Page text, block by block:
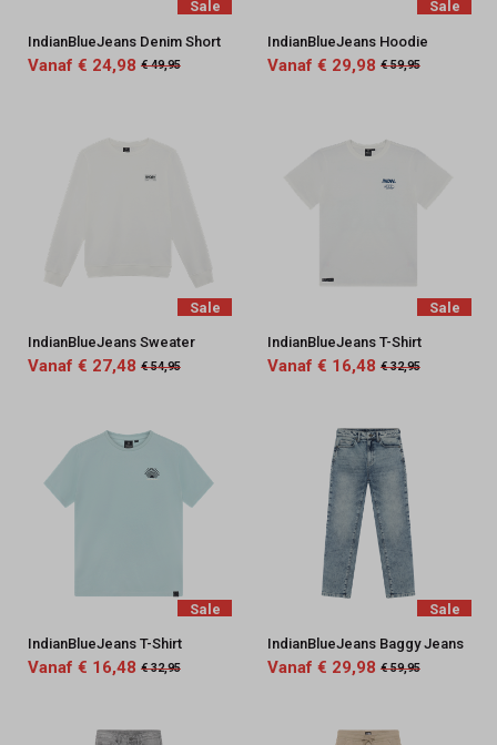
Sale
IndianBlueJeans Denim Short
Vanaf € 24,98 € 49,95
Sale
IndianBlueJeans Hoodie
Vanaf € 29,98 € 59,95
Sale
IndianBlueJeans Sweater
Vanaf € 27,48 € 54,95
Sale
IndianBlueJeans T-Shirt
Vanaf € 16,48 € 32,95
Sale
IndianBlueJeans T-Shirt
Vanaf € 16,48 € 32,95
Sale
IndianBlueJeans Baggy Jeans
Vanaf € 29,98 € 59,95